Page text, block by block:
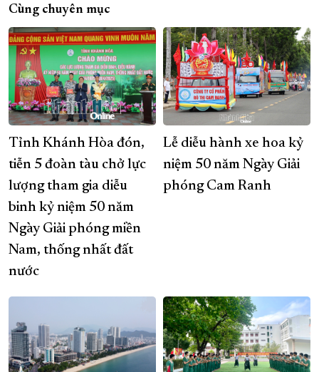
Cùng chuyên mục
Tỉnh Khánh Hòa đón,
tiễn 5 đoàn tàu chở lực
lượng tham gia diễu
binh kỷ niệm 50 năm
Ngày Giải phóng miền
Nam, thống nhất đất
nước
Lễ diễu hành xe hoa kỷ
niệm 50 năm Ngày Giải
phóng Cam Ranh